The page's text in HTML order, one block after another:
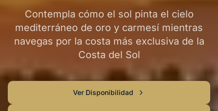
Contempla cómo el sol pinta el cielo
mediterráneo de oro y carmesí mientras
navegas por la costa más exclusiva de la
Costa del Sol
Ver Disponibilidad